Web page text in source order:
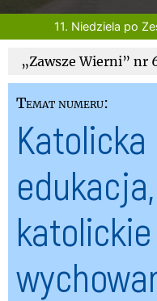
11. Niedziela po
„Zawsze Wierni” nr
Temat numeru:
Katolicka
edukacja,
katolickie